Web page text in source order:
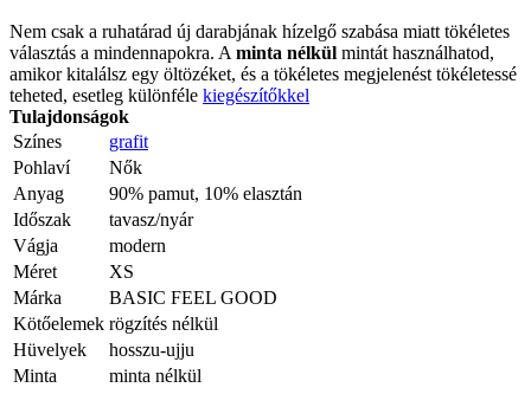
Nem csak a ruhatárad új darabjának hízelgő szabása miatt tökéletes
választás a mindennapokra. A minta nélkül mintát használhatod,
amikor kitalálsz egy öltözéket, és a tökéletes megjelenést tökéletessé
teheted, esetleg különféle kiegészítőkkel
Tulajdonságok
Színes
grafit
Pohlaví
Nők
Anyag
90% pamut, 10% elasztán
Időszak
tavasz/nyár
Vágja
modern
Méret
XS
Márka
BASIC FEEL GOOD
Kötőelemek rögzítés nélkül
Hüvelyek
hosszu-ujju
Minta
minta nélkül